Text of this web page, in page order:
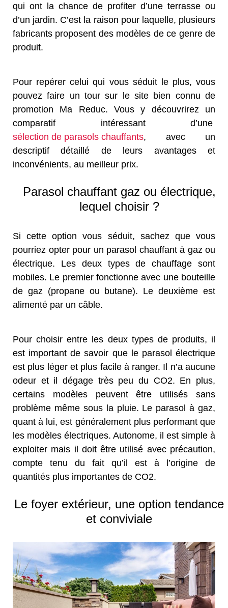
qui ont la chance de profiter d’une terrasse ou
d’un jardin. C’est la raison pour laquelle, plusieurs
fabricants proposent des modèles de ce genre de
produit.
Pour repérer celui qui vous séduit le plus, vous
pouvez faire un tour sur le site bien connu de
promotion Ma Reduc. Vous y découvrirez un
comparatif intéressant d’une
sélection de parasols chauffants, avec un
descriptif détaillé de leurs avantages et
inconvénients, au meilleur prix.
Parasol chauffant gaz ou électrique,
lequel choisir ?
Si cette option vous séduit, sachez que vous
pourriez opter pour un parasol chauffant à gaz ou
électrique. Les deux types de chauffage sont
mobiles. Le premier fonctionne avec une bouteille
de gaz (propane ou butane). Le deuxième est
alimenté par un câble.
Pour choisir entre les deux types de produits, il
est important de savoir que le parasol électrique
est plus léger et plus facile à ranger. Il n’a aucune
odeur et il dégage très peu du CO2. En plus,
certains modèles peuvent être utilisés sans
problème même sous la pluie. Le parasol à gaz,
quant à lui, est généralement plus performant que
les modèles électriques. Autonome, il est simple à
exploiter mais il doit être utilisé avec précaution,
compte tenu du fait qu’il est à l’origine de
quantités plus importantes de CO2.
Le foyer extérieur, une option tendance
et conviviale